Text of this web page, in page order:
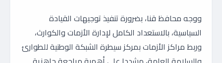
ووجه محافظ قنا، بضرورة تنفيذ توجيهات القيادة
السياسية، بالاستعداد الكامل لإدارة الأزمات والكوارث،
وربط مراكز الأزمات بمركز سيطرة الشبكة الوطنية للطوارئ